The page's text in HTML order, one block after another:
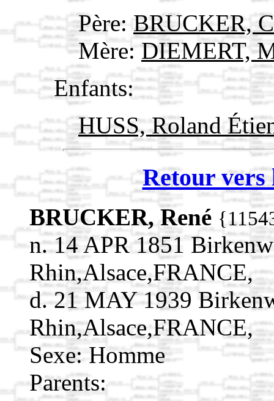
Père: BRUCKER,
Mère:DIEMERT,
Enfants:
HUSS, Roland
Retour vers
BRUCKER, René
n. 14 APR 1851
Rhin,Alsace,FRANCE,
d. 21 MAY 1939
Rhin,Alsace,FRANCE,
Sexe: Homme
Parents: